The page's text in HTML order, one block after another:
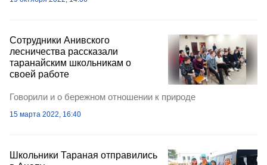
Сотрудники Анивского
лесничества рассказали
таранайским школьникам о
своей работе
Говорили и о бережном отношении к природе
15 марта 2022, 16:40
Школьники Тараная отправились